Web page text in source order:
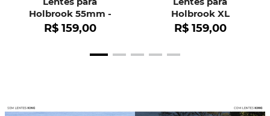
Holbrook 55mm -
OO9102
R$ 159,00
Holbrook XL
R$ 159,00